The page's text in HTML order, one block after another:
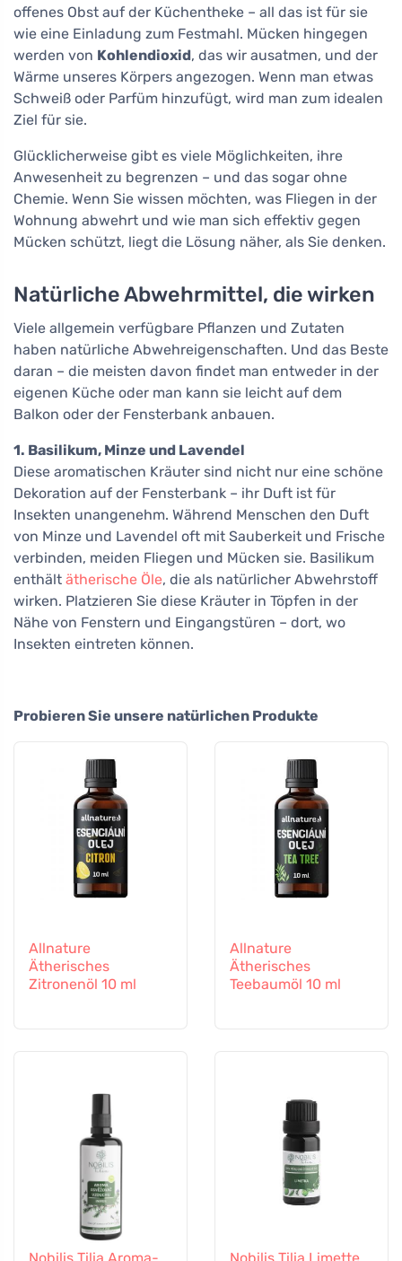
offenes Obst auf der Küchentheke – all das ist für sie
wie eine Einladung zum Festmahl. Mücken hingegen
werden von Kohlendioxid, das wir ausatmen, und der
Wärme unseres Körpers angezogen. Wenn man etwas
Schweiß oder Parfüm hinzufügt, wird man zum idealen
Ziel für sie.
Glücklicherweise gibt es viele Möglichkeiten, ihre
Anwesenheit zu begrenzen – und das sogar ohne
Chemie. Wenn Sie wissen möchten, was Fliegen in der
Wohnung abwehrt und wie man sich effektiv gegen
Mücken schützt, liegt die Lösung näher, als Sie denken.
Natürliche Abwehrmittel, die wirken
Viele allgemein verfügbare Pflanzen und Zutaten
haben natürliche Abwehreigenschaften. Und das Beste
daran – die meisten davon findet man entweder in der
eigenen Küche oder man kann sie leicht auf dem
Balkon oder der Fensterbank anbauen.
1. Basilikum, Minze und Lavendel
Diese aromatischen Kräuter sind nicht nur eine schöne
Dekoration auf der Fensterbank – ihr Duft ist für
Insekten unangenehm. Während Menschen den Duft
von Minze und Lavendel oft mit Sauberkeit und Frische
verbinden, meiden Fliegen und Mücken sie. Basilikum
enthält ätherische Öle, die als natürlicher Abwehrstoff
wirken. Platzieren Sie diese Kräuter in Töpfen in der
Nähe von Fenstern und Eingangstüren – dort, wo
Insekten eintreten können.
Probieren Sie unsere natürlichen Produkte
Allnature
Ätherisches
Zitronenöl 10 ml
Allnature
Ätherisches
Teebaumöl 10 ml